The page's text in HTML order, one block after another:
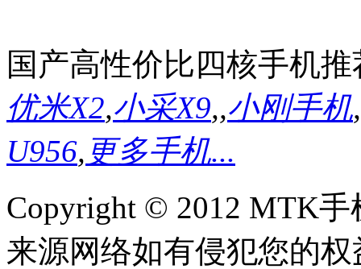
国产高性价比四核手机推
优米X2,小采X9,,小刚手机,
U956, 更多手机...
Copyright © 2012 MTK
来源网络如有侵犯您的